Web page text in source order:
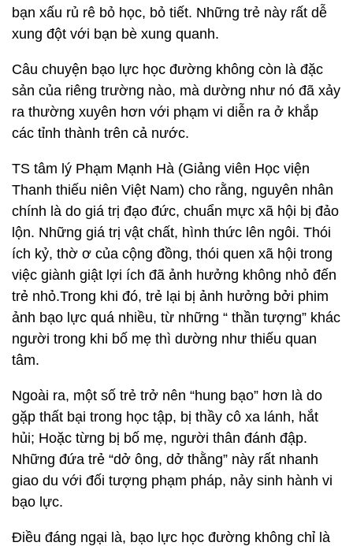
bạn xấu rủ rê bỏ học, bỏ tiết. Những trẻ này rất dễ
xung đột với bạn bè xung quanh.
Câu chuyện bạo lực học đường không còn là đặc
sản của riêng trường nào, mà dường như nó đã xảy
ra thường xuyên hơn với phạm vi diễn ra ở khắp
các tỉnh thành trên cả nước.
TS tâm lý Phạm Mạnh Hà (Giảng viên Học viện
Thanh thiếu niên Việt Nam) cho rằng, nguyên nhân
chính là do giá trị đạo đức, chuẩn mực xã hội bị đảo
lộn. Những giá trị vật chất, hình thức lên ngôi. Thói
ích kỷ, thờ ơ của cộng đồng, thói quen xã hội trong
việc giành giật lợi ích đã ảnh hưởng không nhỏ đến
trẻ nhỏ.Trong khi đó, trẻ lại bị ảnh hưởng bởi phim
ảnh bạo lực quá nhiều, từ những “ thần tượng” khác
người trong khi bố mẹ thì dường như thiếu quan
tâm.
Ngoài ra, một số trẻ trở nên “hung bạo” hơn là do
gặp thất bại trong học tập, bị thầy cô xa lánh, hắt
hủi; Hoặc từng bị bố mẹ, người thân đánh đập.
Những đứa trẻ “dở ông, dở thằng” này rất nhanh
giao du với đối tượng phạm pháp, nảy sinh hành vi
bạo lực.
Điều đáng ngại là, bạo lực học đường không chỉ là